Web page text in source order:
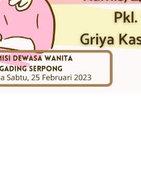
Persekutuan Wanita GKI